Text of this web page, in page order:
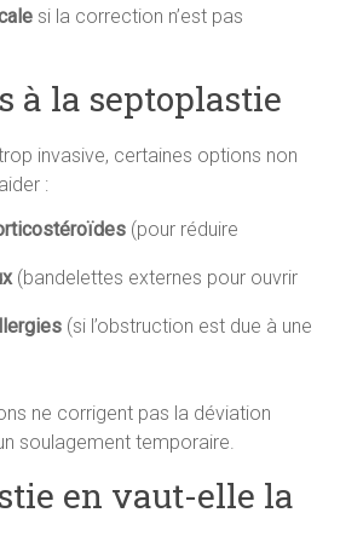
si la correction n’est pas
à la septoplastie
invasive, certaines options non
:
(pour réduire
(bandelettes externes pour ouvrir
(si l’obstruction est due à une
ne corrigent pas la déviation
soulagement temporaire.
en vaut-elle la